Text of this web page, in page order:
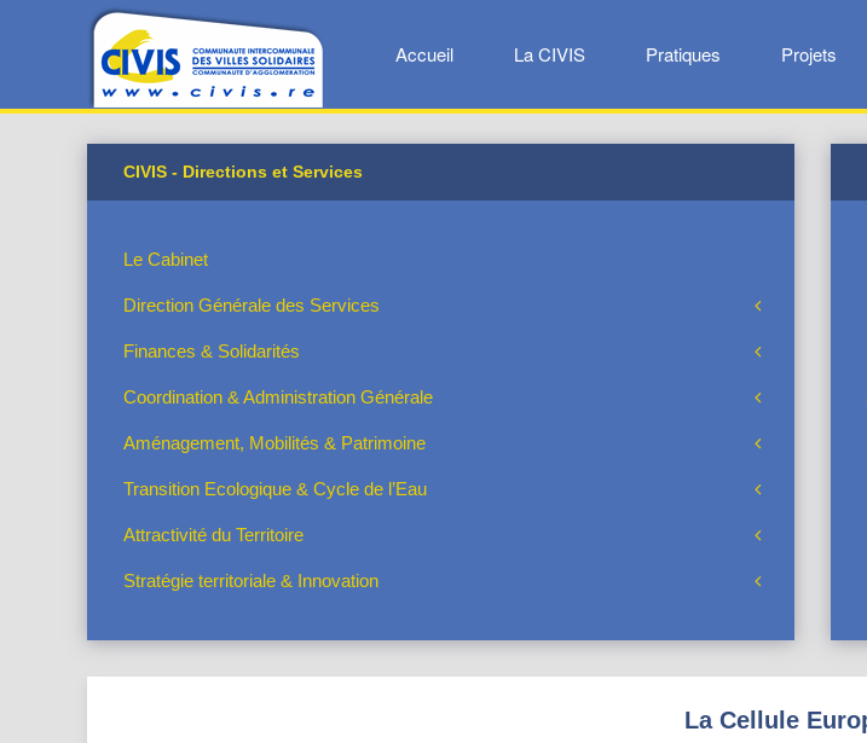
Accueil La CIVIS Pratiques Projets
CIVIS - Directions et Services
Le Cabinet
Direction Générale des Services
Finances & Solidarités
Coordination & Administration Générale
Aménagement, Mobilités & Patrimoine
Transition Ecologique & Cycle de l’Eau
Attractivité du Territoire
Stratégie territoriale & Innovation
La Cellule